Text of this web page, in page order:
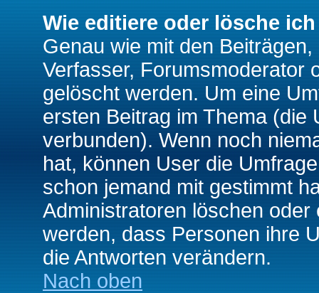
Wie editiere oder lösche
Genau wie mit den
Verfasser, Forumsmoderator
gelöscht werden. Um eine
ersten Beitrag im Thema (die
verbunden). Wenn noch
hat, können User die
schon jemand mit gestimmt
Administratoren löschen
werden, dass Personen ihre
die Antworten verändern.
Nach oben